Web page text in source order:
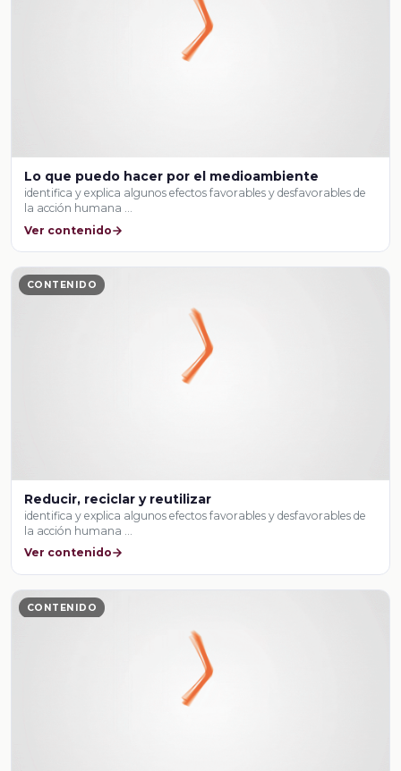
Lo que puedo hacer por el medioambiente
identifica y explica algunos efectos favorables y desfavorables de
la acción humana …
Ver contenido
CONTENIDO
Reducir, reciclar y reutilizar
identifica y explica algunos efectos favorables y desfavorables de
la acción humana …
Ver contenido
CONTENIDO